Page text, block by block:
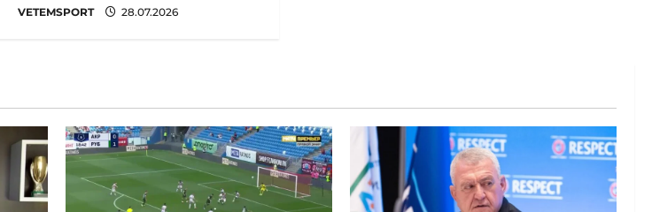
VETEMSPORT 28.07.2026